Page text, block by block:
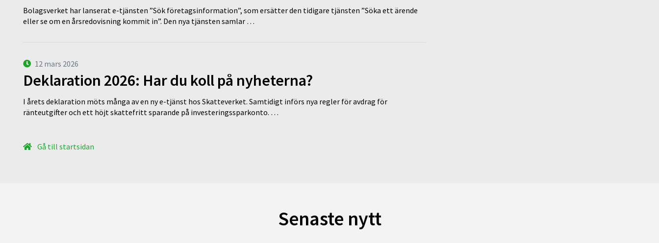
Bolagsverket har lanserat e-tjänsten ”Sök företagsinformation”, som ersätter den tidigare tjänsten ”Söka ett ärende
eller se om en årsredovisning kommit in”. Den nya tjänsten samlar …
12 mars 2026
Deklaration 2026: Har du koll på nyheterna?
I årets deklaration möts många av en ny e-tjänst hos Skatteverket. Samtidigt införs nya regler för avdrag för
ränteutgifter och ett höjt skattefritt sparande på investeringssparkonto. …
Gå till startsidan
Senaste nytt